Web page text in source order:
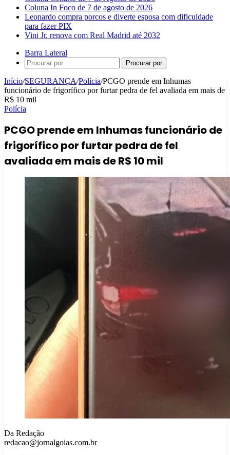
Coluna In Foco de 7 de agosto de 2026
Leonardo compra porcos e diverte esposa com dificuldade
para fazer PIX
Vini Jr. renova com Real Madrid até 2032
Barra Lateral
Procurar por
Início/SEGURANÇA/Polícia/PCGO prende em Inhumas
funcionário de frigorífico por furtar pedra de fel avaliada em mais de
R$ 10 mil
Polícia
PCGO prende em Inhumas funcionário de
frigorífico por furtar pedra de fel
avaliada em mais de R$ 10 mil
Da Redação
redacao@jornalgoias.com.br